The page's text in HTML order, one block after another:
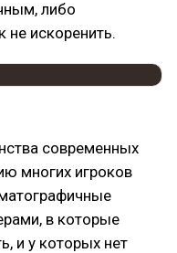
либо
не искоренить.
современных
многих игроков
в которые
и у которых нет